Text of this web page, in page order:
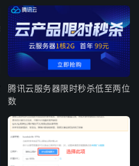
腾讯云服务器限时秒杀低至两位
数